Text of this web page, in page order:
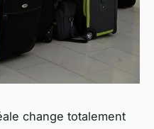
change totalement